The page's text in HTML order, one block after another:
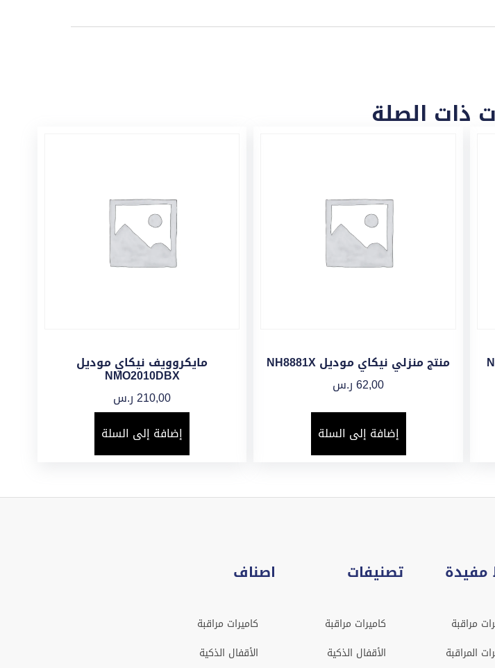
ذات الصلة
منتج منزلي نيكاي موديل NH8881X
62,00ر.س
إضافة إلى السلة
مايكروويف نيكاي موديل
NMO2010DBX
210,00ر.س
إضافة إلى السلة
مفيدة
مراقبة
المراقبة
تصنيفات
كاميرات مراقبة
الأقفال الذكية
اصناف
كاميرات مراقبة
الأقفال الذكية